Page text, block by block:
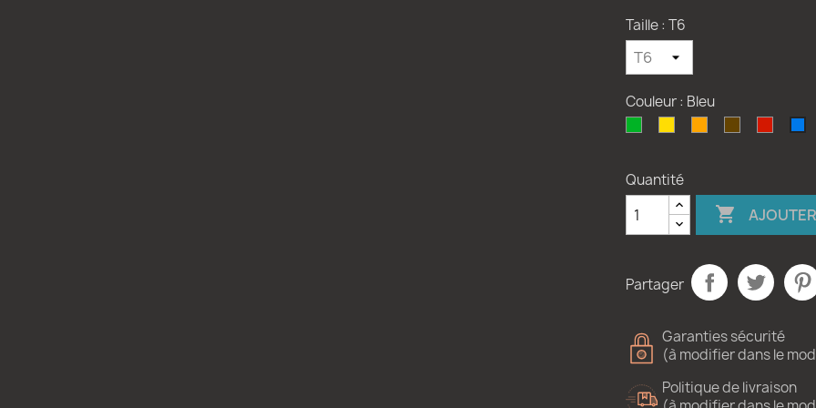
Taille : T6
Couleur : Bleu
Quantité

Partager
Garanties sécurité
(à modifier dans le
Politique de livraison